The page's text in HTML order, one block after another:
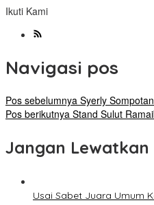
Ikuti Kami
Navigasi pos
Pos sebelumnya Syerly
Pos berikutnya Stand Sulut
Jangan Lewatkan
Usai Sabet Juara Umum